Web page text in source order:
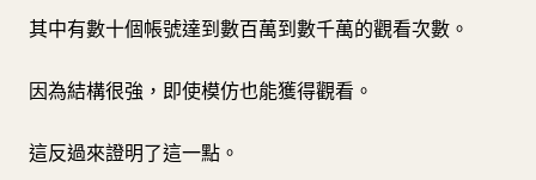
其中有數十個帳號達到數百萬到數千萬的觀看次數。
因為結構很強，即使模仿也能獲得觀看。
這反過來證明了這一點。